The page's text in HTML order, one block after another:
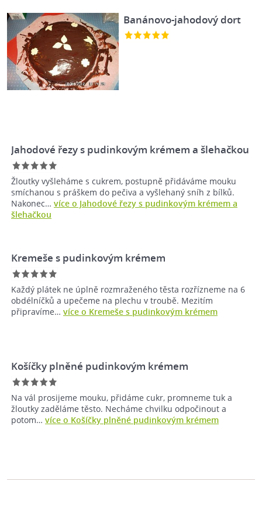
Banánovo-jahodový dort
Jahodové řezy s pudinkovým krémem a šlehačkou
Žloutky vyšleháme s cukrem, postupně přidáváme mouku
smíchanou s práškem do pečiva a vyšlehaný sníh z bílků.
Nakonec… více o Jahodové řezy s pudinkovým krémem a
šlehačkou
Kremeše s pudinkovým krémem
Každý plátek ne úplně rozmraženého těsta rozřízneme na 6
obdélníčků a upečeme na plechu v troubě. Mezitím
připravíme… více o Kremeše s pudinkovým krémem
Košíčky plněné pudinkovým krémem
Na vál prosijeme mouku, přidáme cukr, promneme tuk a
žloutky zaděláme těsto. Necháme chvilku odpočinout a
potom… více o Košíčky plněné pudinkovým krémem